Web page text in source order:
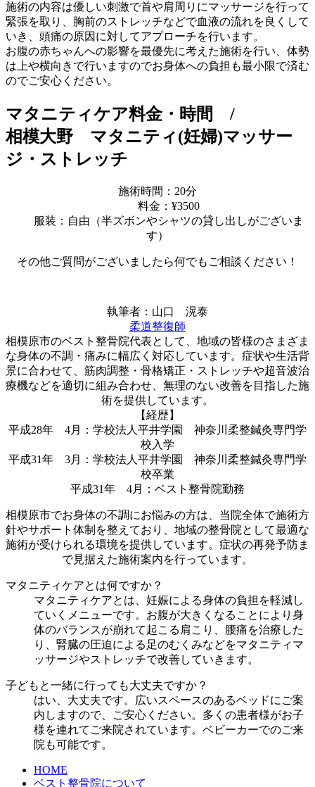
施術の内容は優しい刺激で首や肩周りにマッサージを行って
緊張を取り、胸前のストレッチなどで血液の流れを良くして
いき、頭痛の原因に対してアプローチを行います。
お腹の赤ちゃんへの影響を最優先に考えた施術を行い、体勢
は上や横向きで行いますのでお身体への負担も最小限で済む
のでご安心ください。
マタニティケア料金・時間 /
相模大野 マタニティ(妊婦)マッサー
ジ・ストレッチ
施術時間：20分
料金：¥3500
服装：自由（半ズボンやシャツの貸し出しがございま
す）
その他ご質問がございましたら何でもご相談ください！
執筆者：山口 滉泰
柔道整復師
相模原市のベスト整骨院代表として、地域の皆様のさまざま
な身体の不調・痛みに幅広く対応しています。症状や生活背
景に合わせて、筋肉調整・骨格矯正・ストレッチや超音波治
療機などを適切に組み合わせ、無理のない改善を目指した施
術を提供しています。
【経歴】
平成28年 4月：学校法人平井学園 神奈川柔整鍼灸専門学
校入学
平成31年 3月：学校法人平井学園 神奈川柔整鍼灸専門学
校卒業
平成31年 4月：ベスト整骨院勤務
相模原市でお身体の不調にお悩みの方は、当院全体で施術方
針やサポート体制を整えており、地域の整骨院として最適な
施術が受けられる環境を提供しています。症状の再発予防ま
で見据えた施術案内を行っています。
マタニティケアとは何ですか？
マタニティケアとは、妊娠による身体の負担を軽減し
ていくメニューです。お腹が大きくなることにより身
体のバランスが崩れて起こる肩こり、腰痛を治療した
り、腎臓の圧迫による足のむくみなどをマタニティマ
ッサージやストレッチで改善していきます。
子どもと一緒に行っても大丈夫ですか？
はい、大丈夫です。広いスペースのあるベッドにご案
内しますので、ご安心ください。多くの患者様がお子
様を連れてご来院されています。ベビーカーでのご来
院も可能です。
HOME
ベスト整骨院について